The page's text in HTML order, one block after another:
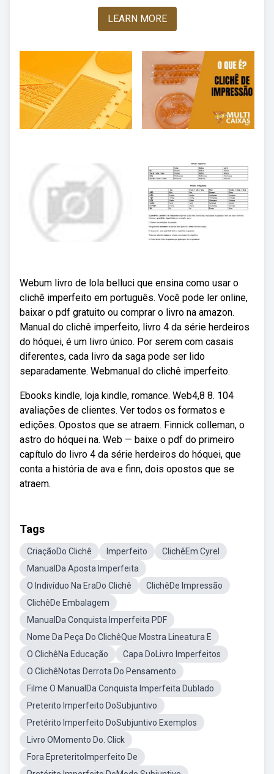
LEARN MORE
Webum livro de lola belluci que ensina como usar o
clichê imperfeito em português. Você pode ler online,
baixar o pdf gratuito ou comprar o livro na amazon.
Manual do clichê imperfeito, livro 4 da série herdeiros
do hóquei, é um livro único. Por serem com casais
diferentes, cada livro da saga pode ser lido
separadamente. Webmanual do clichê imperfeito.
Ebooks kindle, loja kindle, romance. Web4,8 8. 104
avaliações de clientes. Ver todos os formatos e
edições. Opostos que se atraem. Finnick colleman, o
astro do hóquei na. Web — baixe o pdf do primeiro
capítulo do livro 4 da série herdeiros do hóquei, que
conta a história de ava e finn, dois opostos que se
atraem.
Tags
CriaçãoDo Clichê Imperfeito
ClichêEm Cyrel
ManualDa Aposta Imperfeita
O Indivíduo Na EraDo Clichê
ClichêDe Impressão
ClichêDe Embalagem
ManualDa Conquista Imperfeita PDF
Nome Da Peça Do ClichêQue Mostra Lineatura E
O ClichêNa Educação
Capa DoLivro Imperfeitos
O ClichêNotas Derrota Do Pensamento
Filme O ManualDa Conquista Imperfeita Dublado
Preterito Imperfeito DoSubjuntivo
Pretérito Imperfeito DoSubjuntivo Exemplos
Livro OMomento Do. Click
Fora EpreteritoImperfeito De